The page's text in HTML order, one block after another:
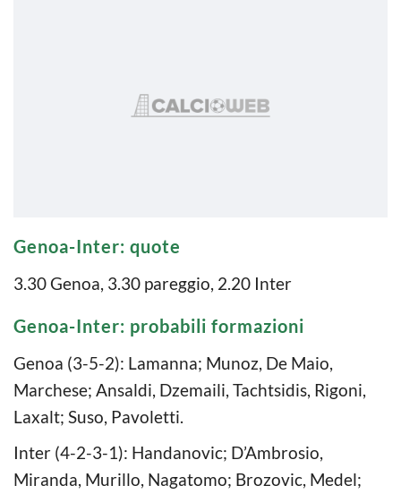
Genoa-Inter: quote
3.30 Genoa, 3.30 pareggio, 2.20 Inter
Genoa-Inter: probabili formazioni
Genoa (3-5-2): Lamanna; Munoz, De Maio,
Marchese; Ansaldi, Dzemaili, Tachtsidis, Rigoni,
Laxalt; Suso, Pavoletti.
Inter (4-2-3-1): Handanovic; D’Ambrosio,
Miranda, Murillo, Nagatomo; Brozovic, Medel;